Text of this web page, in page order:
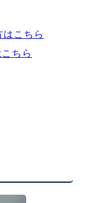
はこちら
ちら